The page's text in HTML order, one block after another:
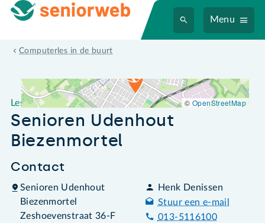
Menu
Computerles in de buurt
Leslocatie Senioren Udenhout Biezenmortel
Leslocatie
Senioren Udenhout
Biezenmortel
Contact
Senioren Udenhout
Biezenmortel
Zeshoevenstraat 36-F
Henk Denissen
Stuur een e-mail
013-5116100
©OpenStreetMap